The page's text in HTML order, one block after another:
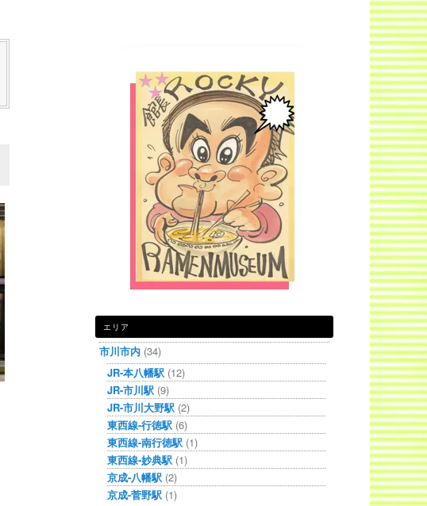
エリア
市川市内 (34)
JR-本八幡駅 (12)
JR-市川駅 (9)
JR-市川大野駅 (2)
東西線-行徳駅 (6)
東西線-南行徳駅 (1)
東西線-妙典駅 (1)
京成-八幡駅 (2)
京成-菅野駅 (1)